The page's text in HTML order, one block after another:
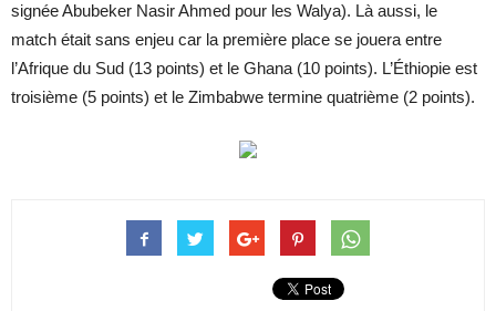
signée Abubeker Nasir Ahmed pour les Walya). Là aussi, le
match était sans enjeu car la première place se jouera entre
l’Afrique du Sud (13 points) et le Ghana (10 points). L’Éthiopie est
troisième (5 points) et le Zimbabwe termine quatrième (2 points).